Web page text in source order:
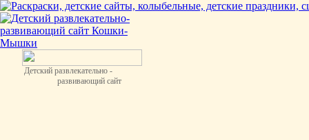
Детский развлекательно -
развивающий сайт